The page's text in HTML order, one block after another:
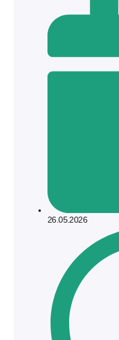
26.05.2026